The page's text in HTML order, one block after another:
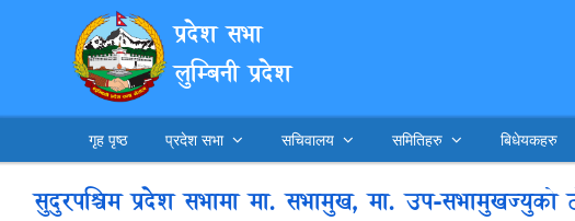
प्रदेश सभा
लुम्बिनी प्रदेश
गृह पृष्ठ
प्रदेश सभा सचिवालय समितिहरु बिधेयकहरु
सुदुरपश्चिम प्रदेश सभामा मा. सभामुख, मा. उप-सभामुखज्युको